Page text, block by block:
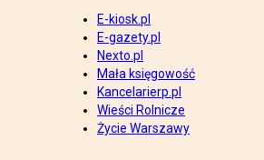
E-kiosk.pl
E-gazety.pl
Nexto.pl
Mała księgowość
Kancelarierp.pl
Wieści Rolnicze
Życie Warszawy